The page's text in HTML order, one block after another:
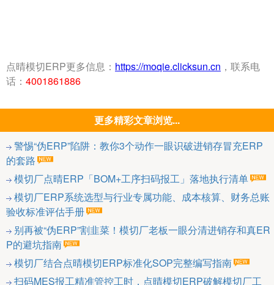
点晴模切ERP更多信息： https://moqie.clicksun.cn ，联系电
话： 4001861886
更多精彩文章浏览...
警惕“伪ERP”陷阱：教你3个动作一眼识破进销存冒充ERP
的套路
模切厂点晴ERP「BOM+工序扫码报工」落地执行清单
模切厂ERP系统选型与行业专属功能、成本核算、财务总账
验收标准评估手册
别再被“伪ERP”割韭菜！模切厂老板一眼分清进销存和真ER
P的避坑指南
模切厂结合点晴模切ERP标准化SOP完整编写指南
扫码MES报工精准管控工时，点晴模切ERP破解模切厂工